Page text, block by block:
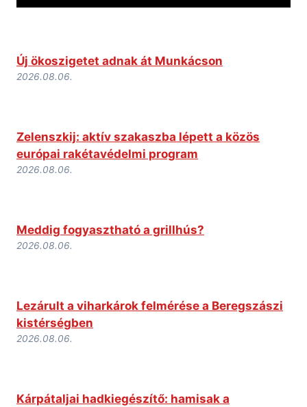
Új ökoszigetet adnak át Munkácson
2026.08.06.
Zelenszkij: aktív szakaszba lépett a közös
európai rakétavédelmi program
2026.08.06.
Meddig fogyasztható a grillhús?
2026.08.06.
Lezárult a viharkárok felmérése a Beregszászi
kistérségben
2026.08.06.
Kárpátaljai hadkiegészítő: hamisak a